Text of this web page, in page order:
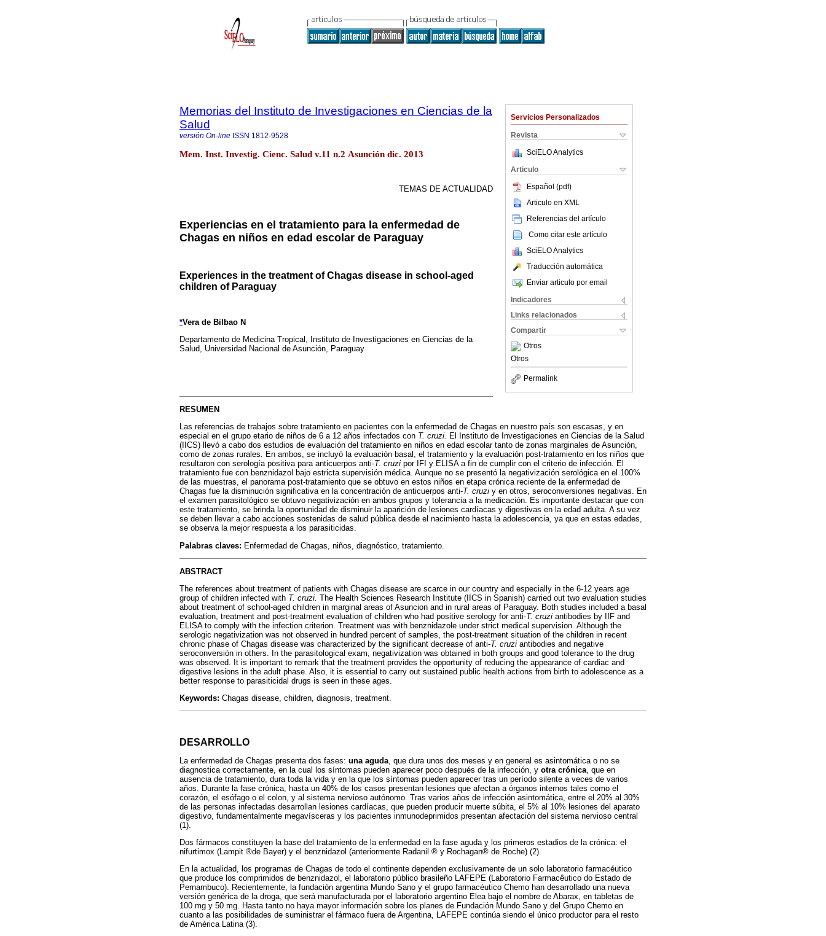
Servicios Personalizados
Revista
SciELO Analytics
Articulo
Español (pdf)
Articulo en XML
Referencias del artículo
Como citar este artículo
SciELO Analytics
Traducción automática
Enviar articulo por email
Indicadores
Links relacionados
Compartir
Otros
Otros
Permalink
Memorias del Instituto de Investigaciones en Ciencias de la
Salud
versión On-line ISSN 1812-9528
Mem. Inst. Investig. Cienc. Salud v.11 n.2 Asunción dic. 2013
TEMAS DE ACTUALIDAD
Experiencias en el tratamiento para la enfermedad de
Chagas en niños en edad escolar de Paraguay
Experiences in the treatment of Chagas disease in school-aged
children of Paraguay
*Vera de Bilbao N
Departamento de Medicina Tropical, Instituto de Investigaciones en Ciencias de la
Salud, Universidad Nacional de Asunción, Paraguay
RESUMEN
Las referencias de trabajos sobre tratamiento en pacientes con la enfermedad de Chagas en nuestro país son escasas, y en
especial en el grupo etario de niños de 6 a 12 años infectados con T. cruzi. El Instituto de Investigaciones en Ciencias de la Salud
(IICS) llevó a cabo dos estudios de evaluación del tratamiento en niños en edad escolar tanto de zonas marginales de Asunción,
como de zonas rurales. En ambos, se incluyó la evaluación basal, el tratamiento y la evaluación post-tratamiento en los niños que
resultaron con serología positiva para anticuerpos anti-T. cruzi por IFI y ELISA a fin de cumplir con el criterio de infección. El
tratamiento fue con benznidazol bajo estricta supervisión médica. Aunque no se presentó la negativización serológica en el 100%
de las muestras, el panorama post-tratamiento que se obtuvo en estos niños en etapa crónica reciente de la enfermedad de
Chagas fue la disminución significativa en la concentración de anticuerpos anti-T. cruzi y en otros, seroconversiones negativas. En
el examen parasitológico se obtuvo negativización en ambos grupos y tolerancia a la medicación. Es importante destacar que con
este tratamiento, se brinda la oportunidad de disminuir la aparición de lesiones cardíacas y digestivas en la edad adulta. A su vez
se deben llevar a cabo acciones sostenidas de salud pública desde el nacimiento hasta la adolescencia, ya que en estas edades,
se observa la mejor respuesta a los parasiticidas.
Palabras claves: Enfermedad de Chagas, niños, diagnóstico, tratamiento.
ABSTRACT
The references about treatment of patients with Chagas disease are scarce in our country and especially in the 6-12 years age
group of children infected with T. cruzi. The Health Sciences Research Institute (IICS in Spanish) carried out two evaluation studies
about treatment of school-aged children in marginal areas of Asuncion and in rural areas of Paraguay. Both studies included a basal
evaluation, treatment and post-treatment evaluation of children who had positive serology for anti-T. cruzi antibodies by IIF and
ELISA to comply with the infection criterion. Treatment was with benznidazole under strict medical supervision. Although the
serologic negativization was not observed in hundred percent of samples, the post-treatment situation of the children in recent
chronic phase of Chagas disease was characterized by the significant decrease of anti-T. cruzi antibodies and negative
seroconversión in others. In the parasitological exam, negativization was obtained in both groups and good tolerance to the drug
was observed. It is important to remark that the treatment provides the opportunity of reducing the appearance of cardiac and
digestive lesions in the adult phase. Also, it is essential to carry out sustained public health actions from birth to adolescence as a
better response to parasiticidal drugs is seen in these ages.
Keywords: Chagas disease, children, diagnosis, treatment.
DESARROLLO
La enfermedad de Chagas presenta dos fases: una aguda, que dura unos dos meses y en general es asintomática o no se
diagnostica correctamente, en la cual los síntomas pueden aparecer poco después de la infección, y otra crónica, que en
ausencia de tratamiento, dura toda la vida y en la que los síntomas pueden aparecer tras un período silente a veces de varios
años. Durante la fase crónica, hasta un 40% de los casos presentan lesiones que afectan a órganos internos tales como el
corazón, el esófago o el colon, y al sistema nervioso autónomo. Tras varios años de infección asintomática, entre el 20% al 30%
de las personas infectadas desarrollan lesiones cardíacas, que pueden producir muerte súbita, el 5% al 10% lesiones del aparato
digestivo, fundamentalmente megavísceras y los pacientes inmunodeprimidos presentan afectación del sistema nervioso central
(1).
Dos fármacos constituyen la base del tratamiento de la enfermedad en la fase aguda y los primeros estadios de la crónica: el
nifurtimox (Lampit ®de Bayer) y el benznidazol (anteriormente Radanil ® y Rochagan® de Roche) (2).
En la actualidad, los programas de Chagas de todo el continente dependen exclusivamente de un solo laboratorio farmacéutico
que produce los comprimidos de benznidazol, el laboratorio público brasileño LAFEPE (Laboratorio Farmacêutico do Estado de
Pernambuco). Recientemente, la fundación argentina Mundo Sano y el grupo farmacéutico Chemo han desarrollado una nueva
versión genérica de la droga, que será manufacturada por el laboratorio argentino Elea bajo el nombre de Abarax, en tabletas de
100 mg y 50 mg. Hasta tanto no haya mayor información sobre los planes de Fundación Mundo Sano y del Grupo Chemo en
cuanto a las posibilidades de suministrar el fármaco fuera de Argentina, LAFEPE continúa siendo el único productor para el resto
de América Latina (3).